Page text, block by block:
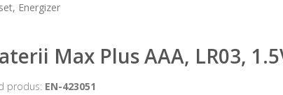
Energizer
Max Plus AAA, LR03,
produs: EN-423051